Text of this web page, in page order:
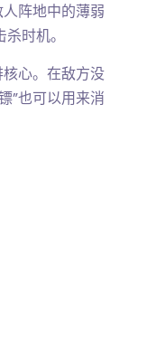
阵地中的薄弱
时机。
心。在敌方没
”也可以用来消